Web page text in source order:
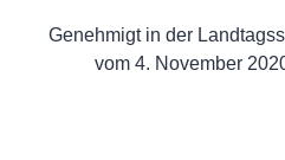
Genehmigt in der
vom 4. November